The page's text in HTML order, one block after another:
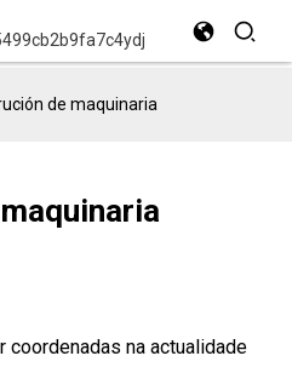
de maquinaria
coordenadas na actualidade